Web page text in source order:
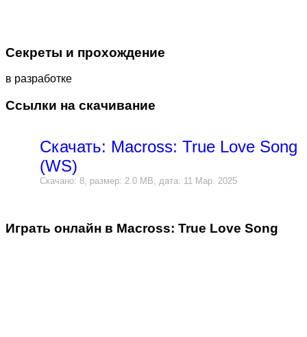
Секреты и прохождение
в разработке
Ссылки на скачивание
Скачать: Macross: True Love Song
(WS)
Скачано: 8, размер: 2.0 MB, дата: 11 Мар. 2025
Играть онлайн в Macross: True Love Song